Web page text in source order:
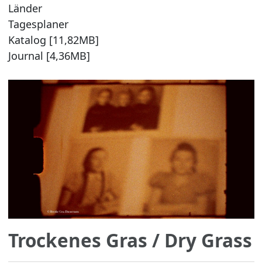
Länder
Tagesplaner
Katalog [11,82MB]
Journal [4,36MB]
Trockenes Gras / Dry Grass